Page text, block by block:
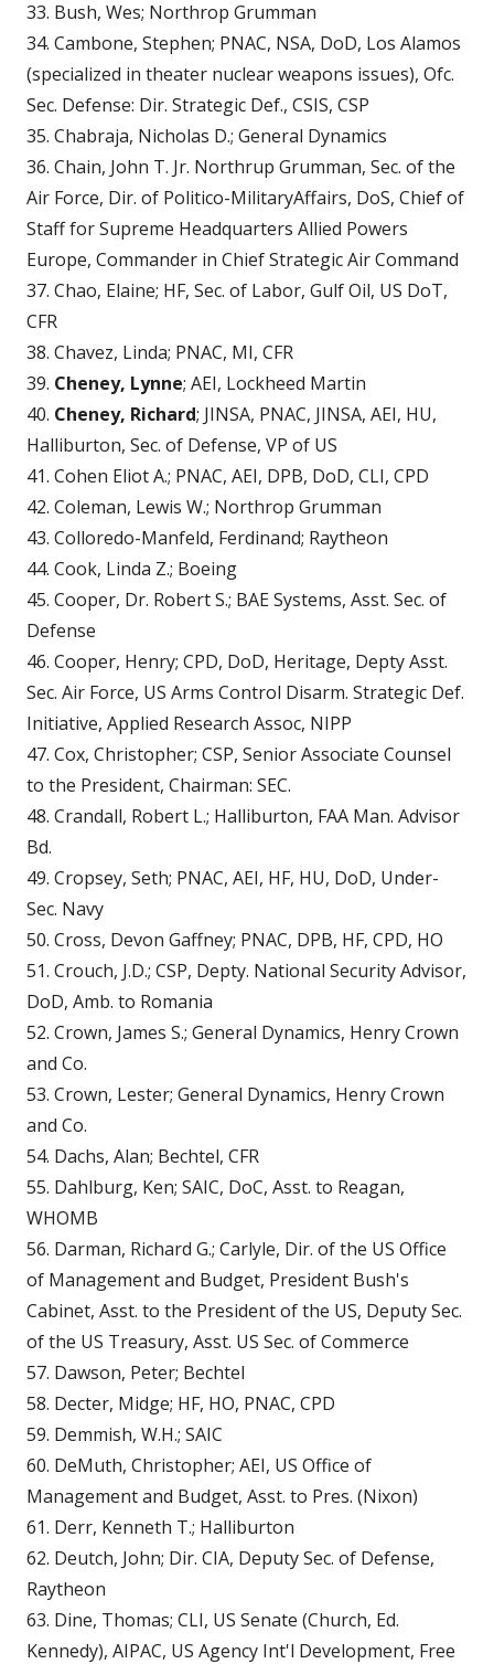
33. Bush, Wes; Northrop Grumman
34. Cambone, Stephen; PNAC, NSA, DoD, Los Alamos
(specialized in theater nuclear weapons issues), Ofc.
Sec. Defense: Dir. Strategic Def., CSIS, CSP
35. Chabraja, Nicholas D.; General Dynamics
36. Chain, John T. Jr. Northrup Grumman, Sec. of the
Air Force, Dir. of Politico-MilitaryAffairs, DoS, Chief of
Staff for Supreme Headquarters Allied Powers
Europe, Commander in Chief Strategic Air Command
37. Chao, Elaine; HF, Sec. of Labor, Gulf Oil, US DoT,
CFR
38. Chavez, Linda; PNAC, MI, CFR
39. Cheney, Lynne; AEI, Lockheed Martin
40. Cheney, Richard; JINSA, PNAC, JINSA, AEI, HU,
Halliburton, Sec. of Defense, VP of US
41. Cohen Eliot A.; PNAC, AEI, DPB, DoD, CLI, CPD
42. Coleman, Lewis W.; Northrop Grumman
43. Colloredo-Manfeld, Ferdinand; Raytheon
44. Cook, Linda Z.; Boeing
45. Cooper, Dr. Robert S.; BAE Systems, Asst. Sec. of
Defense
46. Cooper, Henry; CPD, DoD, Heritage, Depty Asst.
Sec. Air Force, US Arms Control Disarm. Strategic Def.
Initiative, Applied Research Assoc, NIPP
47. Cox, Christopher; CSP, Senior Associate Counsel
to the President, Chairman: SEC.
48. Crandall, Robert L.; Halliburton, FAA Man. Advisor
Bd.
49. Cropsey, Seth; PNAC, AEI, HF, HU, DoD, Under-
Sec. Navy
50. Cross, Devon Gaffney; PNAC, DPB, HF, CPD, HO
51. Crouch, J.D.; CSP, Depty. National Security Advisor,
DoD, Amb. to Romania
52. Crown, James S.; General Dynamics, Henry Crown
and Co.
53. Crown, Lester; General Dynamics, Henry Crown
and Co.
54. Dachs, Alan; Bechtel, CFR
55. Dahlburg, Ken; SAIC, DoC, Asst. to Reagan,
WHOMB
56. Darman, Richard G.; Carlyle, Dir. of the US Office
of Management and Budget, President Bush's
Cabinet, Asst. to the President of the US, Deputy Sec.
of the US Treasury, Asst. US Sec. of Commerce
57. Dawson, Peter; Bechtel
58. Decter, Midge; HF, HO, PNAC, CPD
59. Demmish, W.H.; SAIC
60. DeMuth, Christopher; AEI, US Office of
Management and Budget, Asst. to Pres. (Nixon)
61. Derr, Kenneth T.; Halliburton
62. Deutch, John; Dir. CIA, Deputy Sec. of Defense,
Raytheon
63. Dine, Thomas; CLI, US Senate (Church, Ed.
Kennedy), AIPAC, US Agency Int'l Development, Free